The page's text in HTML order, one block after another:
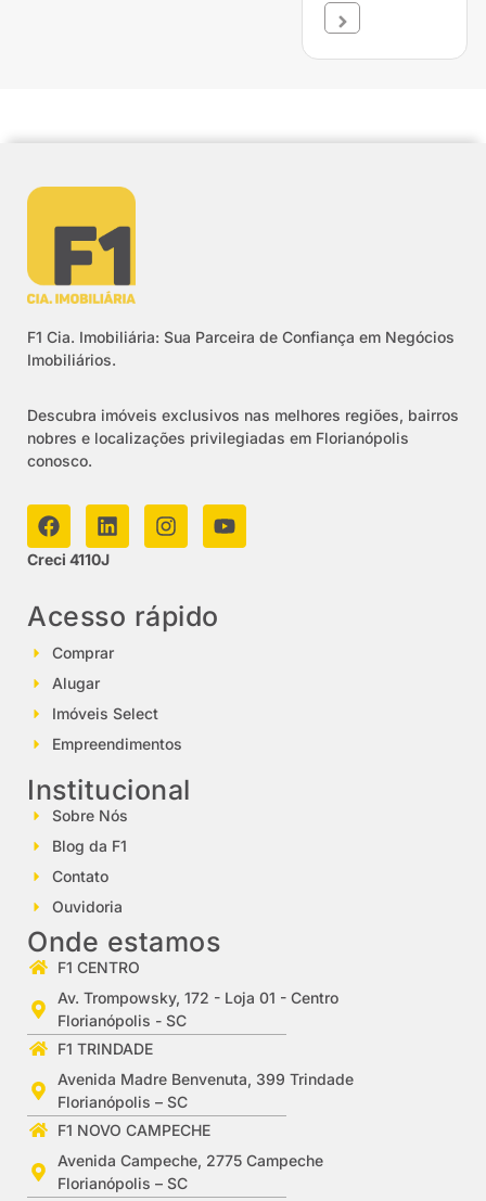
F1 Cia. Imobiliária: Sua Parceira de Confiança em Negócios
Imobiliários.
Descubra imóveis exclusivos nas melhores regiões, bairros
nobres e localizações privilegiadas em Florianópolis
conosco.
Creci 4110J
Acesso rápido
Comprar
Alugar
Imóveis Select
Empreendimentos
Institucional
Sobre Nós
Blog da F1
Contato
Ouvidoria
Onde estamos
F1 CENTRO
Av. Trompowsky, 172 - Loja 01 - Centro
Florianópolis - SC
F1 TRINDADE
Avenida Madre Benvenuta, 399 Trindade
Florianópolis – SC
F1 NOVO CAMPECHE
Avenida Campeche, 2775 Campeche
Florianópolis – SC